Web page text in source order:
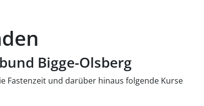
Bigge-Olsberg
Fastenzeit und darüber hinaus folgende Kurse